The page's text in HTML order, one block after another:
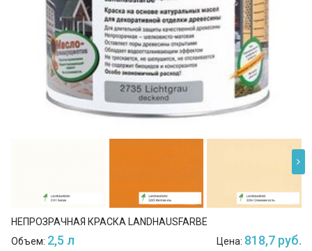
НЕПРОЗРАЧНАЯ КРАСКА LANDHAUSFARBE
Объем: 2,5 л Цена: 818,7 руб.